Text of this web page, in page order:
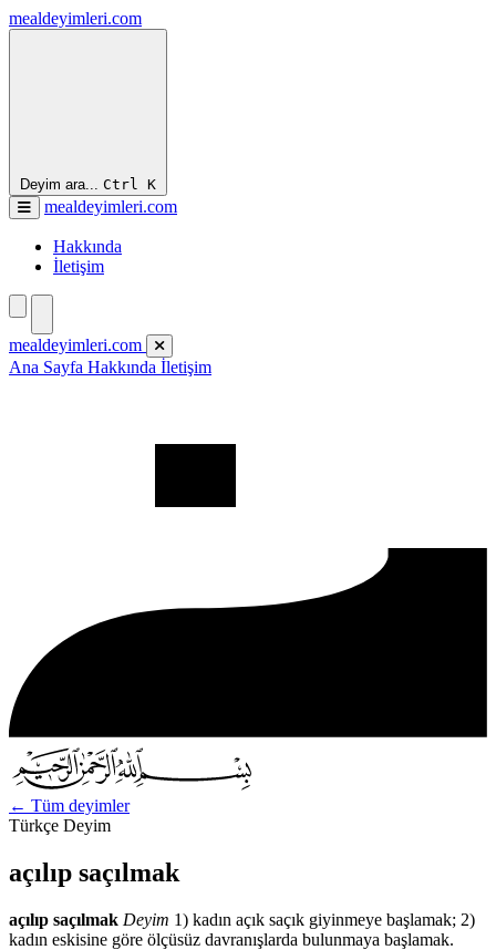
mealdeyimleri.com
Deyim ara... Ctrl K
mealdeyimleri.com
Hakkında
İletişim
mealdeyimleri.com
Ana Sayfa Hakkında İletişim
← Tüm deyimler
Türkçe Deyim
açılıp saçılmak
açılıp saçılmak Deyim 1) kadın açık saçık giyinmeye başlamak; 2)
kadın eskisine göre ölçüsüz davranışlarda bulunmaya başlamak.